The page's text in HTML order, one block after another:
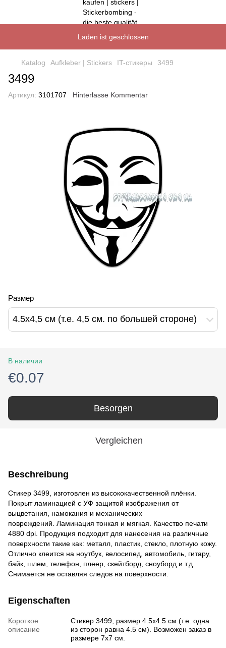
Laden ist geschlossen
Katalog Aufkleber | Stickers IT-стикеры 3499
3499
Артикул: 3101707 Hinterlasse Kommentar
Размер
4.5х4,5 см (т.е. 4,5 см. по большей стороне)
В наличии
€0.07
Besorgen
Vergleichen
Beschreibung
Стикер 3499, изготовлен из высококачественной плёнки.
Покрыт ламинацией с УФ защитой изображения от
выцветания, намокания и механических
повреждений. Ламинация тонкая и мягкая. Качество печати
4880 dpi. Продукция подходит для нанесения на различные
поверхности такие как: металл, пластик, стекло, плотную кожу.
Отлично клеится на ноутбук, велосипед, автомобиль, гитару,
байк, шлем, телефон, плеер, скейтборд, сноуборд и т.д.
Снимается не оставляя следов на поверхности.
Eigenschaften
Короткое
описание
Стикер 3499, размер 4.5х4.5 см (т.е. одна
из сторон равна 4.5 см). Возможен заказ в
размере 7х7 см.